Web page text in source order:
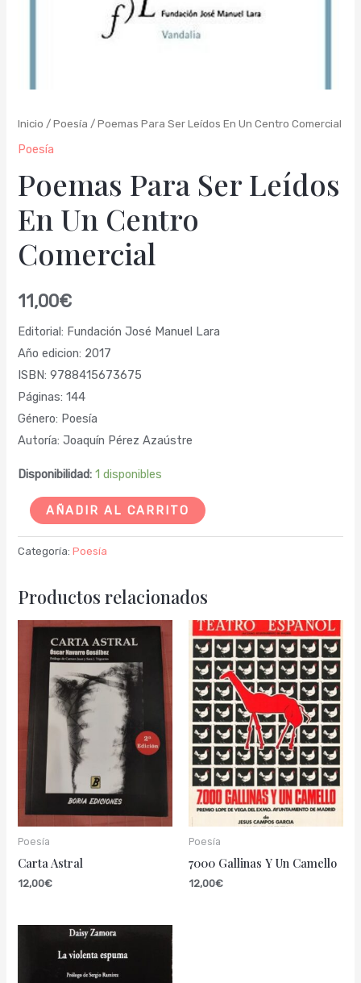
Inicio /Poesía / Poemas Para Ser Leídos En Un Centro Comercial
Poesía
Poemas Para Ser Leídos
En Un Centro
Comercial
11,00€
Editorial: Fundación José Manuel Lara
Año edicion: 2017
ISBN: 9788415673675
Páginas: 144
Género: Poesía
Autoría: Joaquín Pérez Azaústre
Disponibilidad: 1 disponibles
AÑADIR AL CARRITO
Categoría:Poesía
Productos relacionados
Poesía
Carta Astral
12,00€
Poesía
7000 Gallinas Y Un Camello
12,00€